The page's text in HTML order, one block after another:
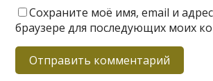
Сохраните моё имя, email и
браузере для последующих моих